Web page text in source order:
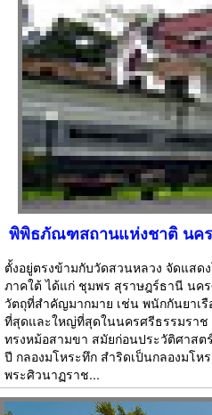
พิพิธภัณฑสถานแห่งชาติ นค
ตั้งอยู่ตรงข้ามกับวัดสวนหลวง จัดแส
ภาคใต้ ได้แก่ ชุมพร สุราษฎร์ธานี นค
วัตถุที่สำคัญมากมาย เช่น พนักกันยาเ
ที่สุดและใหญ่ที่สุดในนครศรีธรรมรา
ทรงหม้อสามขา สมัยก่อนประวัติศาสต
ปี กลองมโหระทึก สำริดเป็นกลองมโ
พระศิวนาฏราช...